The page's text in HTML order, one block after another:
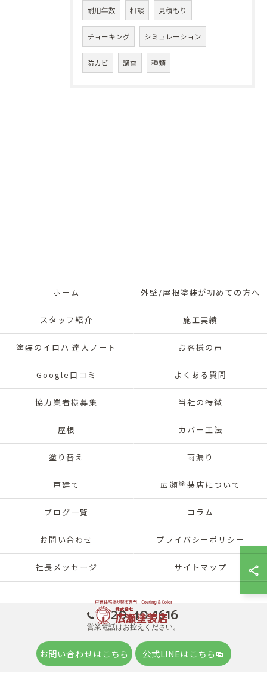
耐用年数 相談 見積もり
チョーキング シミュレーション
防カビ 調査 種類
0120-40-1616
営業電話はお控えください。
お問い合わせはこちら 公式LINEはこちら
ホーム 外壁/屋根塗装が初めての方へ
スタッフ紹介 施工実績
塗装のイロハ 達人ノート お客様の声
Google口コミ よくある質問
協力業者様募集 当社の特徴
屋根 カバー工法
塗り替え 雨漏り
戸建て 広瀬塗装店について
ブログ一覧 コラム
お問い合わせ プライバシーポリシー
社長メッセージ サイトマップ
© 2026 兵庫県神戸市北区の外壁塗装は株式会社広瀬塗装店 ALL RIGHTS
RESERVED.